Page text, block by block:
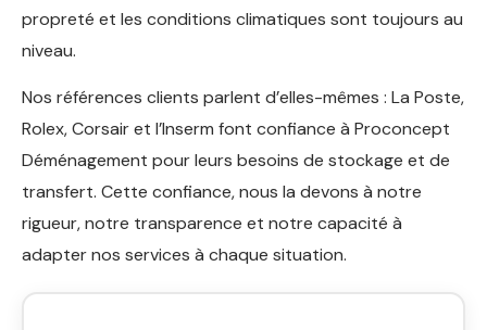
propreté et les conditions climatiques sont toujours au
niveau.
Nos références clients parlent d’elles-mêmes : La Poste,
Rolex, Corsair et l’Inserm font confiance à Proconcept
Déménagement pour leurs besoins de stockage et de
transfert. Cette confiance, nous la devons à notre
rigueur, notre transparence et notre capacité à
adapter nos services à chaque situation.